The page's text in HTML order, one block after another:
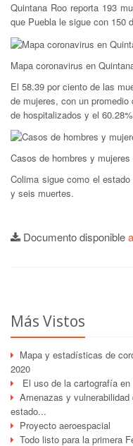
Quintana Roo reporta 193
que Puebla le sigue con 150
Mapa coronavirus en
El 58.39 por ciento de las
de mujeres, con un
de hospitalizados y el
Casos de hombres y
Colima sigue como el
y seis muertes.
Documento disponible
Más Vistos
Mapa y estadísticas de
2020
El uso de la cartografía
Amenazas y
estado...
Proyecto aeroespacial
Todo listo para la primera